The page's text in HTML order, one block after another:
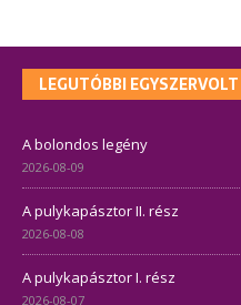
LEGUTÓBBI
A bolondos legény
2026-08-09
A pulykapásztor II. rész
2026-08-08
A pulykapásztor I. rész
2026-08-07